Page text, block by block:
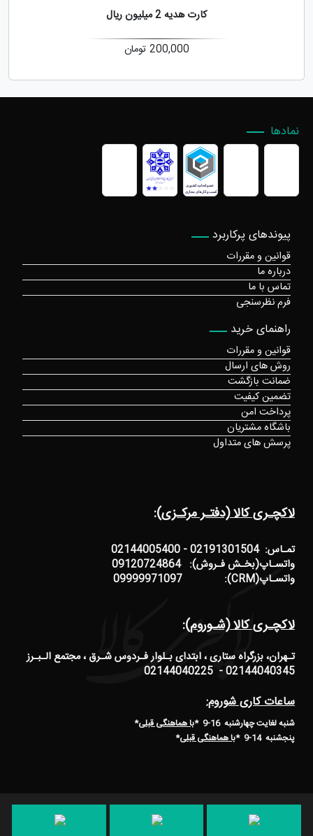
کارت هدیه 2 میلیون ریال
200,000 تومان
لاکچـری کالا (دفتـر مرکـزی):
تمـاس: 02191301504 - 02144005400
واتسـاپ(بخـش فـروش): 09120724864
واتسـاپ(CRM): 09999971097
لاکچـری کالا (شـوروم):
تـهران، بزرگراه ستاری ، ابتدای بـلوار فـردوس شـرق ، مجتمع الـبـرز
02144040345 - 02144040225
ساعات کاری شوروم:
شنبه لغایت چهارشنبه 16-9 * با هماهنگی قبلی*
پنجشنبه 14-9
*با هماهنگی قبلی*
پیوندهای پرکاربرد
قوانین و مقررات
درباره ما
تماس با ما
فرم نظرسنجی
راهنمای خرید
قوانین و مقررات
روش های ارسال
ضمانت بازگشت
تضمین کیفیت
پرداخت امن
باشگاه مشتریان
پرسش های متداول
نمادها